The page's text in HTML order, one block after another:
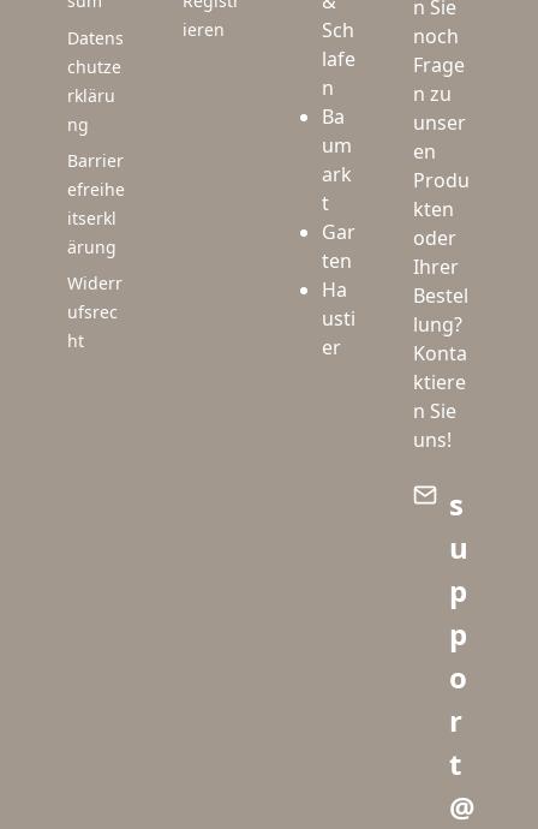
Datens
chutze
rkläru
ng
Barrier
efreihe
itserkl
ärung
Widerr
ufsrec
ht
ieren
Sch
lafe
n
Ba
um
ark
t
Gar
ten
Ha
usti
er
n Sie
noch
Frage
n zu
unser
en
Produ
kten
oder
Ihrer
Bestel
lung?
Konta
ktiere
n Sie
uns!
s
u
p
p
o
r
t
@